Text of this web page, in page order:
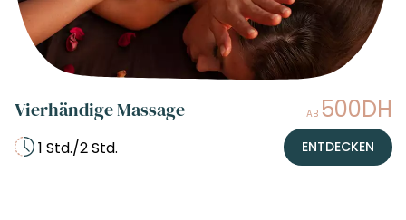
Vierhändige Massage AB 500DH
1 Std./2 Std. ENTDECKEN